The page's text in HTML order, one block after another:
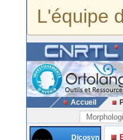
L'équipe
Accueil
Dicosyn